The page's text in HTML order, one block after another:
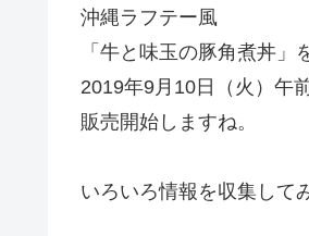
沖縄ラフテー風
「牛と味玉の豚角煮丼」
2019年9月10日（火）午
販売開始しますね。
いろいろ情報を収集して